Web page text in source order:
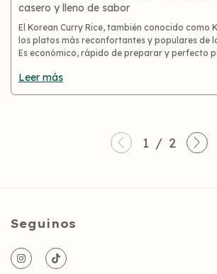
casero y lleno de sabor
El Korean Curry Rice, también conocido como
los platos más reconfortantes y populares de
Es económico, rápido de preparar y perfecto
Leer más
1 / 2
Seguinos